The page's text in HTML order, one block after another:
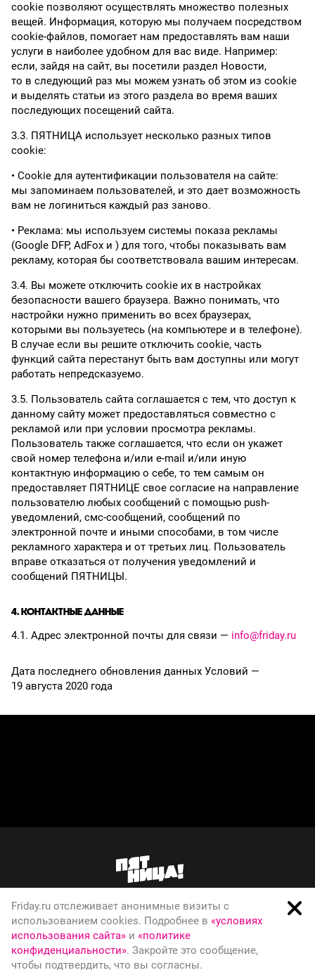
cookie позволяют осуществлять множество полезных
вещей. Информация, которую мы получаем посредством
cookie-файлов, помогает нам предоставлять вам наши
услуги в наиболее удобном для вас виде. Например:
если, зайдя на сайт, вы посетили раздел Новости,
то в следующий раз мы можем узнать об этом из cookie
и выделять статьи из этого раздела во время ваших
последующих посещений сайта.
3.3. ПЯТНИЦА использует несколько разных типов
cookie:
Cookie для аутентификации пользователя на сайте:
мы запоминаем пользователей, и это дает возможность
вам не логиниться каждый раз заново.
Реклама: мы используем системы показа рекламы
(Google DFP, AdFox и ) для того, чтобы показывать вам
рекламу, которая бы соответствовала вашим интересам.
3.4. Вы можете отключить cookie их в настройках
безопасности вашего браузера. Важно понимать, что
настройки нужно применить во всех браузерах,
которыми вы пользуетесь (на компьютере и в телефоне).
В случае если вы решите отключить cookiе, часть
функций сайта перестанут быть вам доступны или могут
работать непредсказуемо.
3.5. Пользователь сайта соглашается с тем, что доступ к
данному сайту может предоставляться совместно с
рекламой или при условии просмотра рекламы.
Пользователь также соглашается, что если он укажет
свой номер телефона и/или e-mail и/или иную
контактную информацию о себе, то тем самым он
предоставляет ПЯТНИЦЕ свое согласие на направление
пользователю любых сообщений с помощью push-
уведомлений, смс-сообщений, сообщений по
электронной почте и иными способами, в том числе
рекламного характера и от третьих лиц. Пользователь
вправе отказаться от получения уведомлений и
сообщений ПЯТНИЦЫ.
4. КОНТАКТНЫЕ ДАННЫЕ
4.1. Адрес электронной почты для связи — info@friday.ru
Дата последнего обновления данных Условий —
19 августа 2020 года
О телеканале
Вакансии
Правовая информация
Friday.ru отслеживает анонимные визиты с
использованием cookies. Подробнее в «условиях
использования сайта» и «политике
конфиденциальности». Закройте это сообщение,
чтобы подтвердить, что вы согласны.